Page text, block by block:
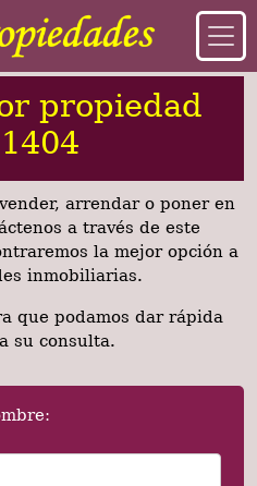
propiedad
arrendar o poner en
a través de este
la mejor opción a
inmobiliarias.
que podamos dar rápida
su consulta.